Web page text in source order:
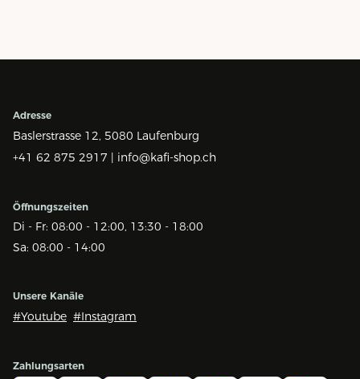
Adresse
Baslerstrasse 12, 5080 Laufenburg
+41 62 875 2917 | info@kafi-shop.ch
Öffnungszeiten
Di - Fr: 08:00 - 12:00, 13:30 - 18:00
Sa: 08:00 - 14:00
Unsere Kanäle
#Youtube #Instagram
Zahlungsarten